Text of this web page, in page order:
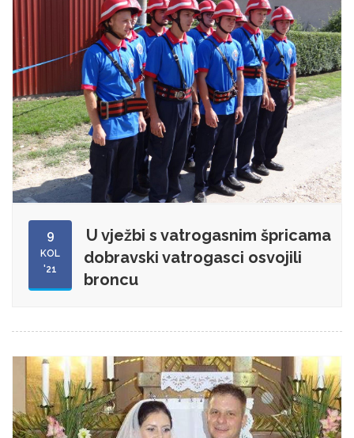
9
KOL
'21
U vježbi s vatrogasnim špricama
dobravski vatrogasci osvojili
broncu